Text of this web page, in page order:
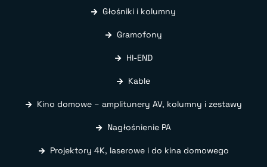
Głośniki i kolumny
Gramofony
HI-END
Kable
Kino domowe – amplitunery AV, kolumny i zestawy
Nagłośnienie PA
Projektory 4K, laserowe i do kina domowego